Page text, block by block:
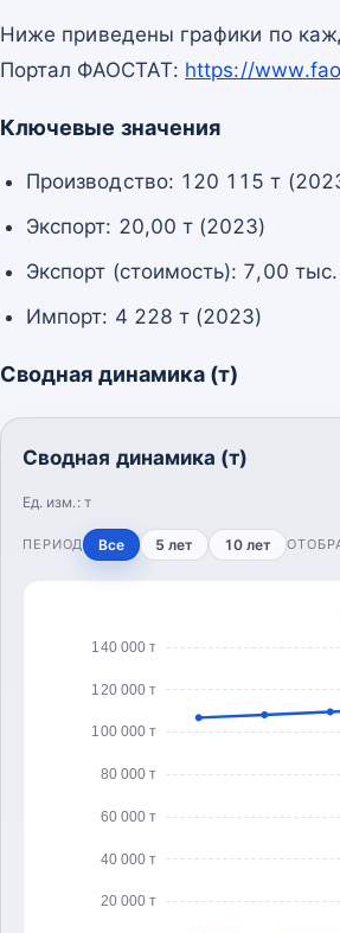
Ниже приведены графики по
Портал ФАОСТАТ: https://
Ключевые значения
Производство: 120 115 т
Экспорт: 20,00 т (2023)
Экспорт (стоимость): 7,00
Импорт: 4 228 т (2023)
Сводная динамика (т)
Сводная динамика (т)
Ед. изм.: т
ПЕРИОД Все 5 лет 10 лет
20 000 т
40 000 т
60 000 т
80 000 т
100 000 т
120 000 т
140 000 т